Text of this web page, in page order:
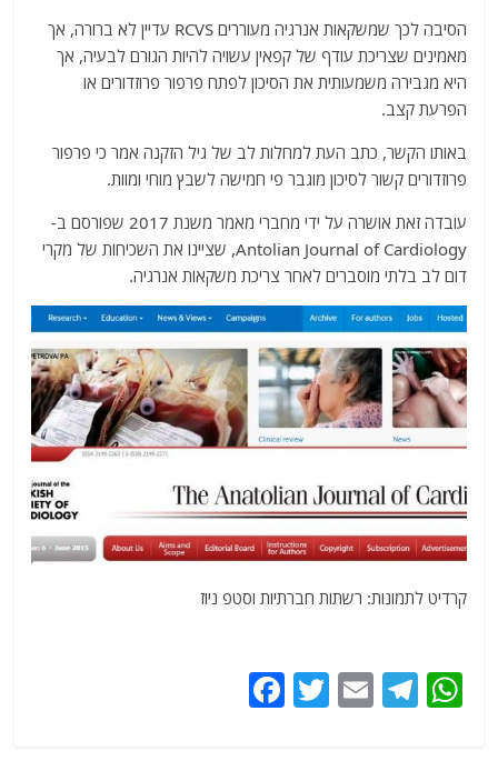
הסיבה לכך שמשקאות אנרגיה מעוררים RCVS עדיין לא ברורה, אך
מאמינים שצריכת עודף של קפאין עשויה להיות הגורם לבעיה, אך
היא מגבירה משמעותית את הסיכון לפתח פרפור פרוזדורים או
הפרעת קצב.
באותו הקשר, כתב העת למחלות לב של גיל הזקנה אמר כי פרפור
פרוזדורים קשור לסיכון מוגבר פי חמישה לשבץ מוחי ומוות.
עובדה זאת אושרה על ידי מחברי מאמר משנת 2017 שפורסם ב-
Antolian Journal of Cardiology, שציינו את השכיחות של מקרי
דום לב בלתי מוסברים לאחר צריכת משקאות אנרגיה.
קרדיט לתמונות: רשתות חברתיות וסטפ ניוז
W
T
E
T